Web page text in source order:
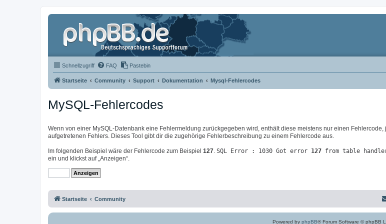
Schnellzugriff FAQ Pastebin
Startseite Community Support Dokumentation Mysql-Fehlercodes
MySQL-Fehlercodes
Wenn von einer MySQL-Datenbank eine Fehlermeldung zurückgegeben wird, enthält diese meistens nur einen
aufgetretenen Fehlers. Dieses Tool gibt dir die zugehörige Fehlerbeschreibung zu einem Fehlercode aus.
Im folgenden Beispiel wäre der Fehlercode zum Beispiel 127. SQL Error : 1030 Got error 127 from table
ein und klickst auf „Anzeigen“.
Startseite Community
Powered by phpBB® Forum Software © phpBB